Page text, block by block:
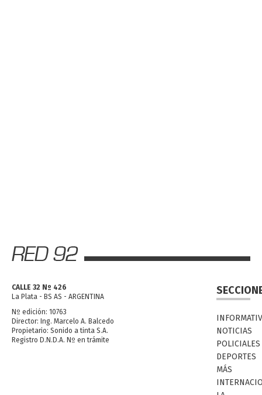
CALLE 32 Nº 426
La Plata - BS AS - ARGENTINA
Nº edición: 10763
Director: Ing. Marcelo A. Balcedo
Propietario: Sonido a tinta S.A.
Registro D.N.D.A. Nº en trámite
NOTICIAS
POLICIALES
DEPORTES
MÁS